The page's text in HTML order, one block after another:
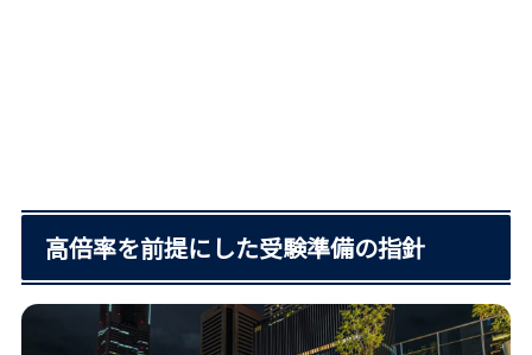
高倍率を前提にした受験準備の指針